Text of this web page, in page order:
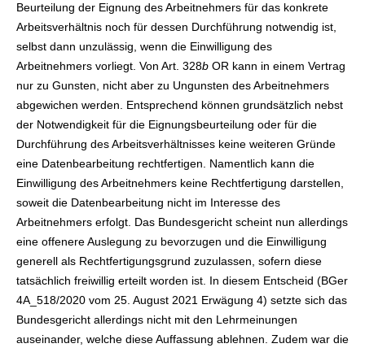
Beurteilung der Eignung des Arbeitnehmers für das konkrete
Arbeitsverhältnis noch für dessen Durchführung notwendig ist,
selbst dann unzulässig, wenn die Einwilligung des
Arbeitnehmers vorliegt. Von Art. 328b OR kann in einem Vertrag
nur zu Gunsten, nicht aber zu Ungunsten des Arbeitnehmers
abgewichen werden. Entsprechend können grundsätzlich nebst
der Notwendigkeit für die Eignungsbeurteilung oder für die
Durchführung des Arbeitsverhältnisses keine weiteren Gründe
eine Datenbearbeitung rechtfertigen. Namentlich kann die
Einwilligung des Arbeitnehmers keine Rechtfertigung darstellen,
soweit die Datenbearbeitung nicht im Interesse des
Arbeitnehmers erfolgt. Das Bundesgericht scheint nun allerdings
eine offenere Auslegung zu bevorzugen und die Einwilligung
generell als Rechtfertigungsgrund zuzulassen, sofern diese
tatsächlich freiwillig erteilt worden ist. In diesem Entscheid (BGer
4A_518/2020 vom 25. August 2021 Erwägung 4) setzte sich das
Bundesgericht allerdings nicht mit den Lehrmeinungen
auseinander, welche diese Auffassung ablehnen. Zudem war die